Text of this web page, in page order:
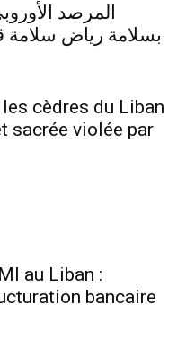
المرصد
بسلامة رياض
cèdres du Liban
sacrée violée par
au Liban :
bancaire